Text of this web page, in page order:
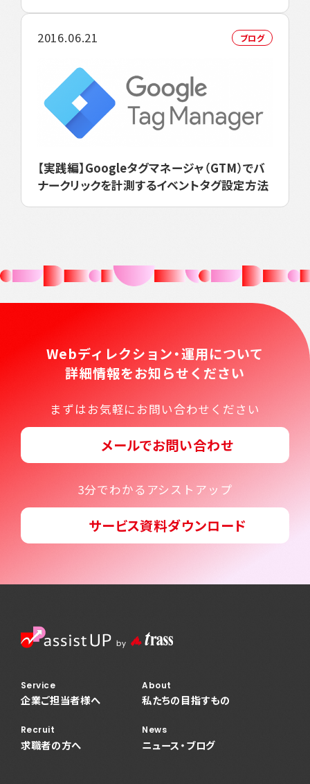
2016.06.21 ブログ
【実践編】Googleタグマネージャ（GTM）でバ
ナークリックを計測するイベントタグ設定方法
Webディレクション・運用について
詳細情報をお知らせください
まずはお気軽にお問い合わせください
メールでお問い合わせ
3分でわかるアシストアップ
サービス資料ダウンロード
Service
企業ご担当者様へ
About
私たちの目指すもの
Recruit
求職者の方へ
News
ニュース・ブログ